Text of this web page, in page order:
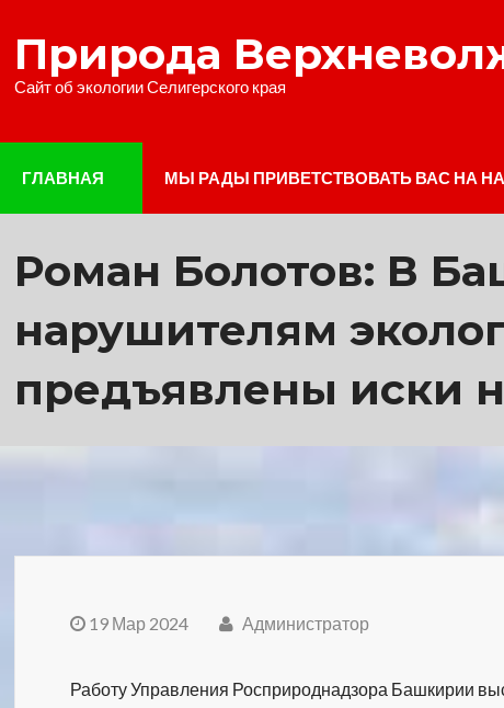
Природа
Сайт об экологии Селигерского края
ГЛАВНАЯ МЫ РАДЫ ПРИВЕТСТВОВАТЬ ВАС НА
Роман Болотов: В
нарушителям
предъявлены иски
19 Мар 2024 Администратор
Работу Управления Росприроднадзора Башкирии